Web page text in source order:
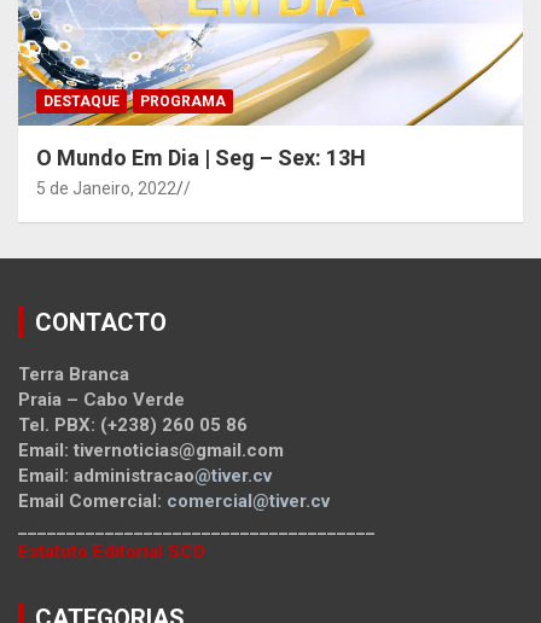
DESTAQUE PROGRAMA
O Mundo Em Dia | Seg – Sex: 13H
5 de Janeiro, 2022 /
CONTACTO
Terra Branca
Praia – Cabo Verde
Tel. PBX: (+238) 260 05 86
Email: tivernoticias@gmail.com
Email: administracao@tiver.cv
Email Comercial: comercial@tiver.cv
Estatuto Editorial SCD